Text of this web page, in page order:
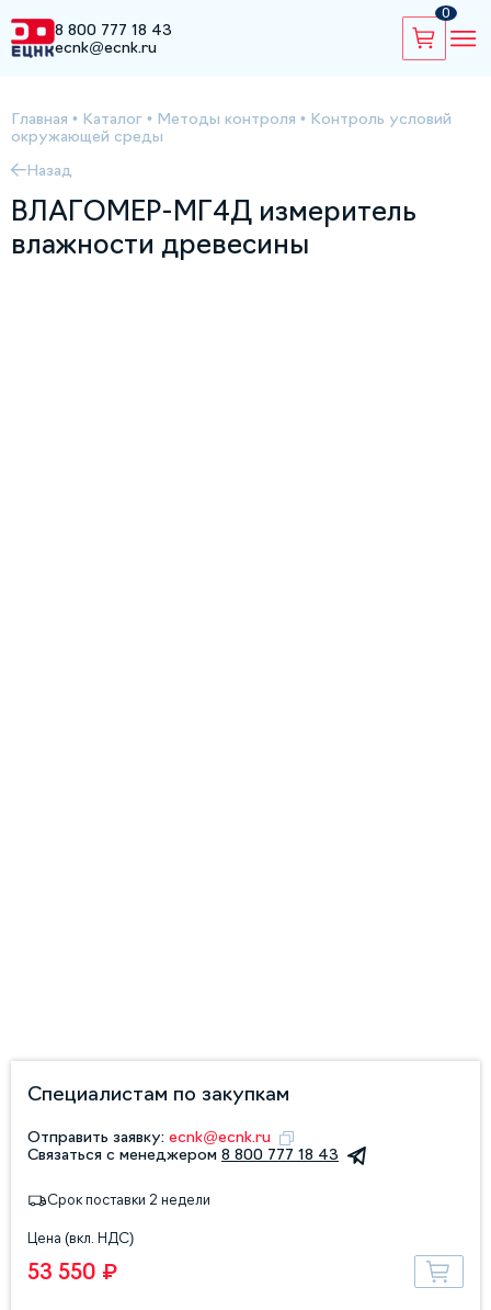
8 800 777 18 43
ecnk@ecnk.ru
0
Главная • Каталог • Методы контроля • Контроль условий
окружающей среды
Назад
ВЛАГОМЕР-МГ4Д измеритель
влажности древесины
Специалистам по закупкам
Отправить заявку: ecnk@ecnk.ru
Связаться с менеджером 8 800 777 18 43
Срок поставки 2 недели
Цена (вкл. НДС)
53 550 ₽